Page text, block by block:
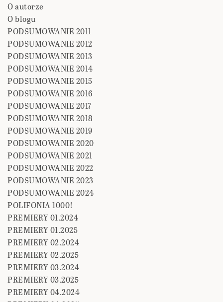
O autorze
O blogu
PODSUMOWANIE 2011
PODSUMOWANIE 2012
PODSUMOWANIE 2013
PODSUMOWANIE 2014
PODSUMOWANIE 2015
PODSUMOWANIE 2016
PODSUMOWANIE 2017
PODSUMOWANIE 2018
PODSUMOWANIE 2019
PODSUMOWANIE 2020
PODSUMOWANIE 2021
PODSUMOWANIE 2022
PODSUMOWANIE 2023
PODSUMOWANIE 2024
POLIFONIA 1000!
PREMIERY 01.2024
PREMIERY 01.2025
PREMIERY 02.2024
PREMIERY 02.2025
PREMIERY 03.2024
PREMIERY 03.2025
PREMIERY 04.2024